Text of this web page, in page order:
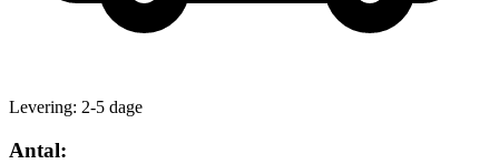
Levering: 2-5 dage
Antal: